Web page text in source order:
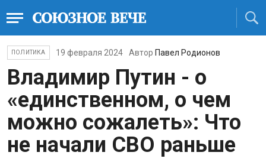
ПОЛИТИКА 19 февраля 2024 Автор Павел Родионов
Владимир Путин - о
«единственном, о чем
можно сожалеть»: Что
не начали СВО раньше